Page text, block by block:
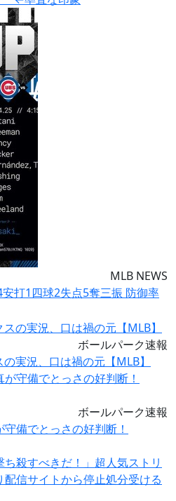
MLB NEWS
打1四球2失点5奪三振 防御率
ボールパーク速報
実況、口は禍の元【MLB】
ボールパーク速報
守備でとっさの好判断！